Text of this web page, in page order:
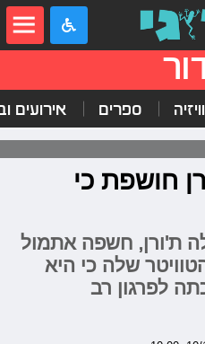
ספרים אירועים
חושפת כי
ת'ורן, חשפה אתמול
שלה כי היא
לפרגון רב